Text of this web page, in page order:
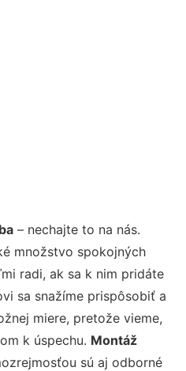
– nechajte to na nás.
množstvo spokojných
radi, ak sa k nim pridáte
sa snažíme prispôsobiť a
miere, pretože vieme,
k úspechu. Montáž
sú aj odborné